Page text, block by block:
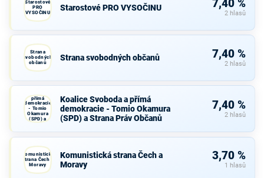
Starostové
PRO
VYSOČINU
Starostové PRO VYSOČINU 7,40 %
2 hlasů
Strana
svobodných
občanů
Strana svobodných občanů 7,40 %
2 hlasů
přímá
demokracie
- Tomio
Okamura
(SPD) a
Strana Práv
Koalice Svoboda a přímá
demokracie - Tomio Okamura
(SPD) a Strana Práv Občanů
7,40 %
2 hlasů
Komunistická
strana Čech a
Moravy
Komunistická strana Čech a
Moravy
3,70 %
1 hlasů